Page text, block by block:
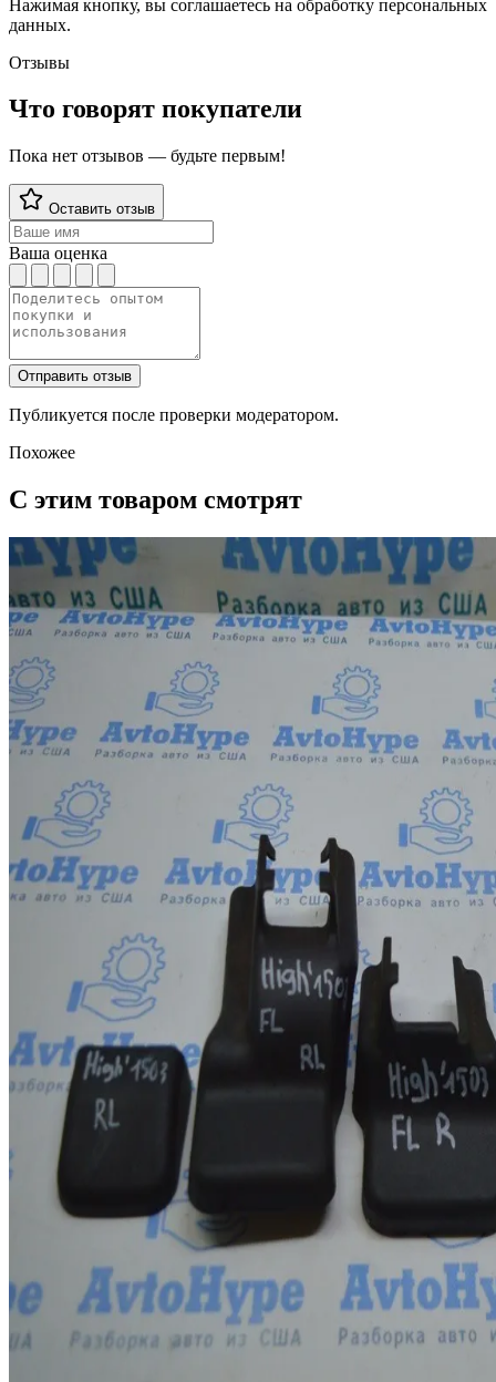
Нажимая кнопку, вы соглашаетесь на обработку персональных
данных.
Отзывы
Что говорят покупатели
Пока нет отзывов — будьте первым!
Оставить отзыв
Ваша оценка
Отправить отзыв
Публикуется после проверки модератором.
Похожее
С этим товаром смотрят